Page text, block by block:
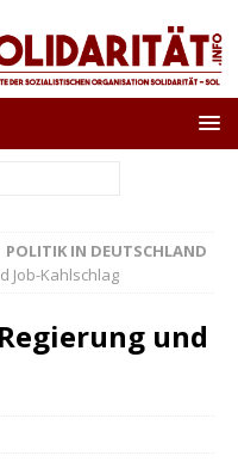
POLITIK IN DEUTSCHLAND
Job-Kahlschlag
und